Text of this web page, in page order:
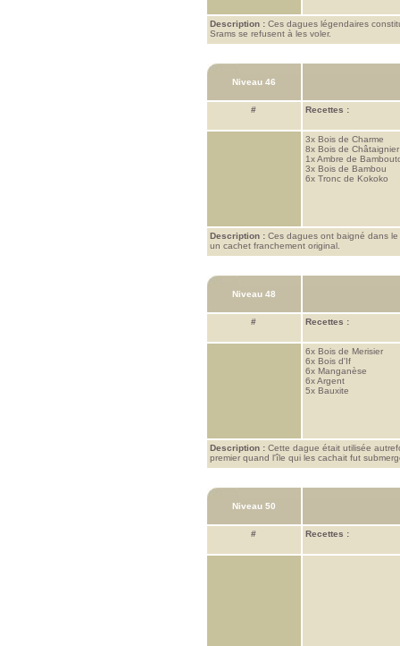
Description : Ces dagues légendaires
Srams se refusent à les voler.
Niveau 46
# Recettes :
3x Bois de Charme
8x Bois de Châtaignier
1xAmbre de
3x Bois de Bambou
6x Tronc de Kokoko
Description : Ces dagues ont baigné dans
un cachet franchement original.
Niveau 48
# Recettes :
6x Bois de Merisier
6x Bois d'If
6x Manganèse
6xArgent
5x Bauxite
Description : Cette dague était utilisée
premier quand l'île qui les cachait fut
Niveau 50
# Recettes :